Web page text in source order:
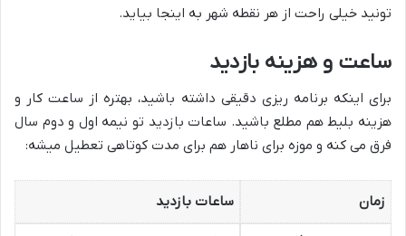
تونید خیلی راحت از هر نقطه شهر به اینجا بیاید.
ساعت و هزینه بازدید
برای اینکه برنامه ریزی دقیقی داشته باشید، بهتره از ساعت کار و
هزینه بلیط هم مطلع باشید. ساعات بازدید تو نیمه اول و دوم سال
فرق می کنه و موزه برای ناهار هم برای مدت کوتاهی تعطیل میشه:
زمان ساعات بازدید